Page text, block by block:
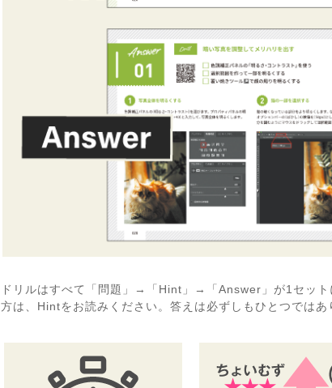
ドリルはすべて「問題」→「Hint」→「Answer」が1セット
方は、Hintをお読みください。答えは必ずしもひとつでは